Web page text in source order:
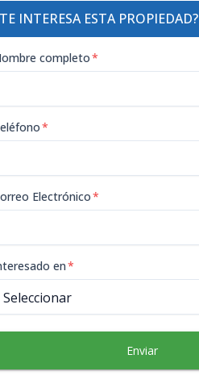
INTERESA ESTA PROPIEDAD?
completo*
*
Electrónico*
en*
Enviar